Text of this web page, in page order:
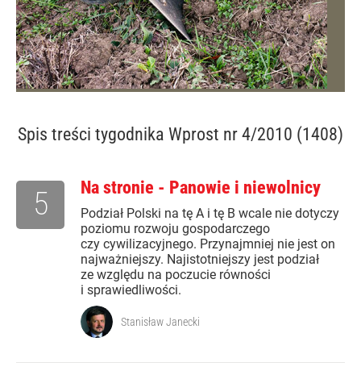
Spis treści tygodnika Wprost nr 4/2010 (1408)
Na stronie - Panowie i niewolnicy
Podział Polski na tę A i tę B wcale nie dotyczy
poziomu rozwoju gospodarczego
czy cywilizacyjnego. Przynajmniej nie jest on
najważniejszy. Najistotniejszy jest podział
ze względu na poczucie równości
i sprawiedliwości.
5
Stanisław Janecki